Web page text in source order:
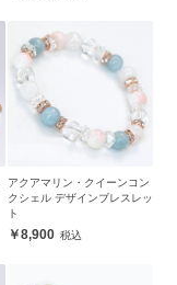
アクアマリン・クイーンコン
クシェル デザインブレスレッ
ト
8,900